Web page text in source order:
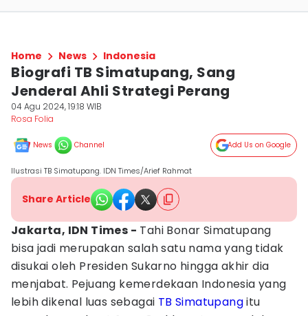
Home News Indonesia
Biografi TB Simatupang, Sang
Jenderal Ahli Strategi Perang
04 Agu 2024, 19:18 WIB
Rosa Folia
News Channel Add Us on Google
Ilustrasi TB Simatupang. IDN Times/Arief Rahmat
Share Article
Jakarta, IDN Times - Tahi Bonar Simatupang
bisa jadi merupakan salah satu nama yang tidak
disukai oleh Presiden Sukarno hingga akhir dia
menjabat. Pejuang kemerdekaan Indonesia yang
lebih dikenal luas sebagai TB Simatupangitu